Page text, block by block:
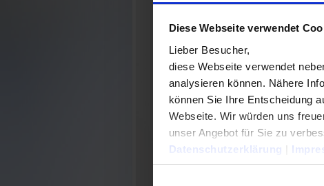
Diese Webseite verwendet
Lieber Besucher,
diese Webseite verwendet
analysieren können. Nähere
können Sie Ihre Entscheidung
Webseite. Wir würden uns
unser Angebot für Sie zu
Datenschutzerklärung